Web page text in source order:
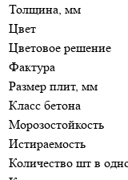
Толщина, мм
Цвет
Цветовое решение
Фактура
Размер плит, мм
Класс бетона
Морозостойкость
Истираемость
Количество шт в